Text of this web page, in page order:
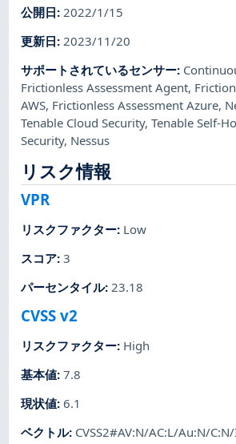
公開日: 2022/1/15
更新日:2023/11/20
サポートされているセンサー:
Frictionless Assessment Agent,
AWS, Frictionless Assessment Azure,
Tenable Cloud Security,Tenable Self-
Security, Nessus
リスク情報
VPR
リスクファクター: Low
スコア:3
パーセンタイル:23.18
CVSS v2
リスクファクター: High
基本値:7.8
現状値:6.1
ベクトル: CVSS2#AV:N/AC:L/Au:N/